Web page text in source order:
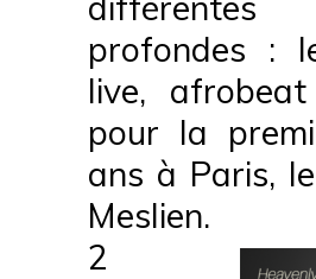
profondes :
live,
pour la
ans à Paris,
Meslien.
2